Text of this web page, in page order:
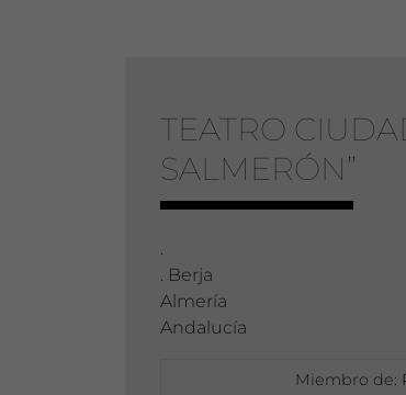
TEATRO
SALMERÓN”
.
. Berja
Almería
Andalucía
Miembro de: